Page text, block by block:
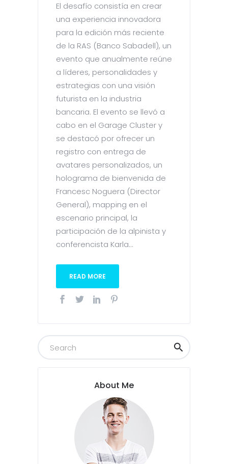
El desafío consistía en crear
una experiencia innovadora
para la edición más reciente
de la RAS (Banco Sabadell), un
evento que anualmente reúne
a líderes, personalidades y
estrategias con una visión
futurista en la industria
bancaria. El evento se llevó a
cabo en el Garage Cluster y
se destacó por ofrecer un
registro con entrega de
avatares personalizados, un
holograma de bienvenida de
Francesc Noguera (Director
General), mapping en el
escenario principal, la
participación de la alpinista y
conferencista Karla...
READ MORE
About Me